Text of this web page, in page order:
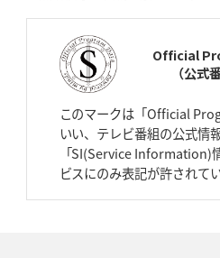
2026年4月9日(木)更新
スティーラーズ、名門復活の足音
2026年4月2日(木)更新
2026年3月26日(木)更新
AZ-COM丸和、リーグワンへ参入決定
Official
（公式
このマークは「Official
いい、テレビ番組の公式情
「SI(Service Information)
ビスにのみ表記が許されて